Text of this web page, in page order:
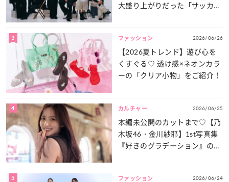
大盛り上がりだった「サッカー
3 ファッション 2026/06/26
【2026夏トレンド】遊び心を
くすぐる♡ 透け感×ネオンカラ
ーの「クリア小物」をご紹介！
4 カルチャー 2026/06/25
本編未公開のカットまで♡【乃
木坂46・金川紗耶】1st写真集
『好きのグラデーション』の魅
5 ファッション 2026/06/24